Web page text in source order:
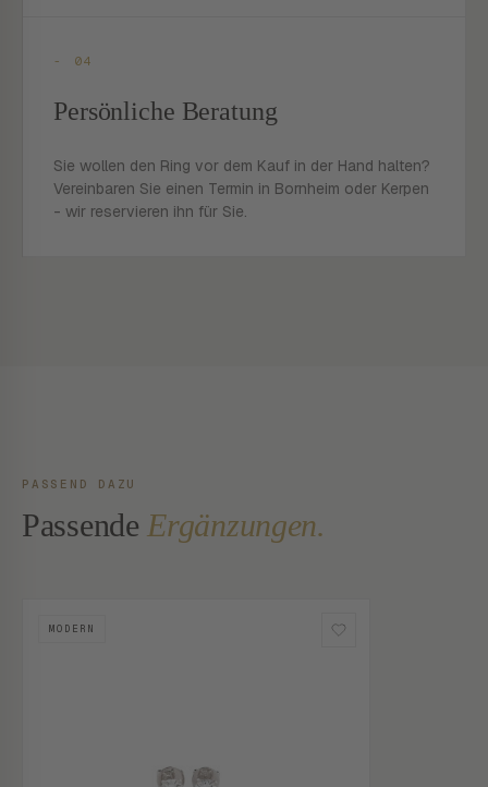
- 04
Persönliche Beratung
Sie wollen den Ring vor dem Kauf in der Hand halten?
Vereinbaren Sie einen Termin in Bornheim oder Kerpen
- wir reservieren ihn für Sie.
PASSEND DAZU
Passende Ergänzungen.
MODERN